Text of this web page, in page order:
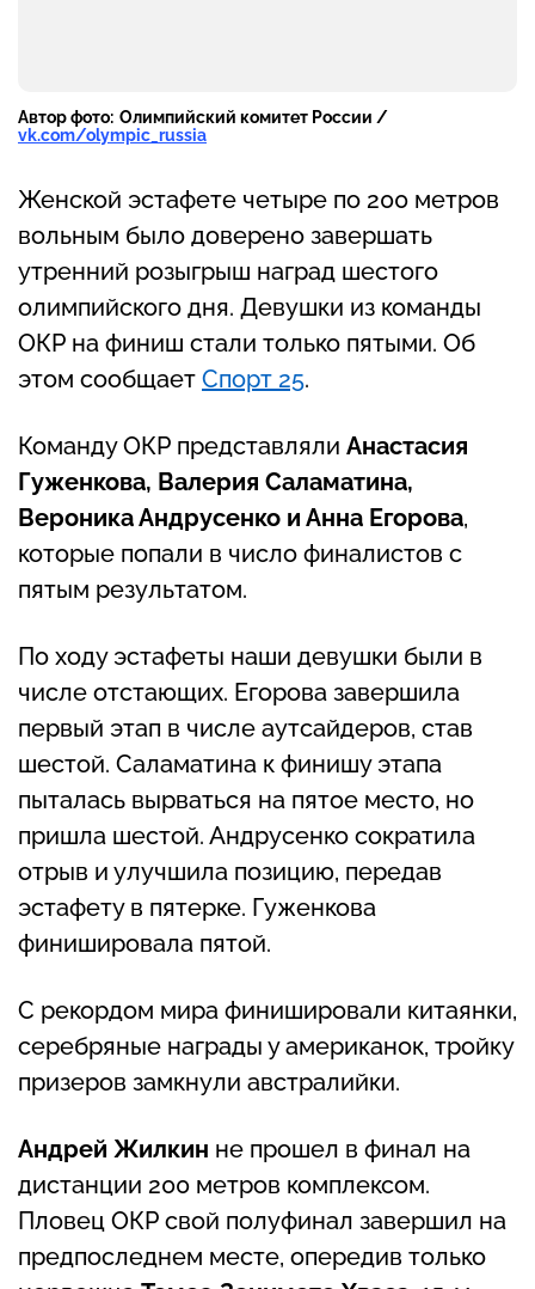
Автор фото: Олимпийский комитет России /
vk.com/olympic_russia
Женской эстафете четыре по 200 метров
вольным было доверено завершать
утренний розыгрыш наград шестого
олимпийского дня. Девушки из команды
ОКР на финиш стали только пятыми. Об
этом сообщает Спорт 25.
Команду ОКР представляли Анастасия
Гуженкова, Валерия Саламатина,
Вероника Андрусенко и Анна Егорова,
которые попали в число финалистов с
пятым результатом.
По ходу эстафеты наши девушки были в
числе отстающих. Егорова завершила
первый этап в числе аутсайдеров, став
шестой. Саламатина к финишу этапа
пыталась вырваться на пятое место, но
пришла шестой. Андрусенко сократила
отрыв и улучшила позицию, передав
эстафету в пятерке. Гуженкова
финишировала пятой.
С рекордом мира финишировали китаянки,
серебряные награды у американок, тройку
призеров замкнули австралийки.
Андрей Жилкин не прошел в финал на
дистанции 200 метров комплексом.
Пловец ОКР свой полуфинал завершил на
предпоследнем месте, опередив только